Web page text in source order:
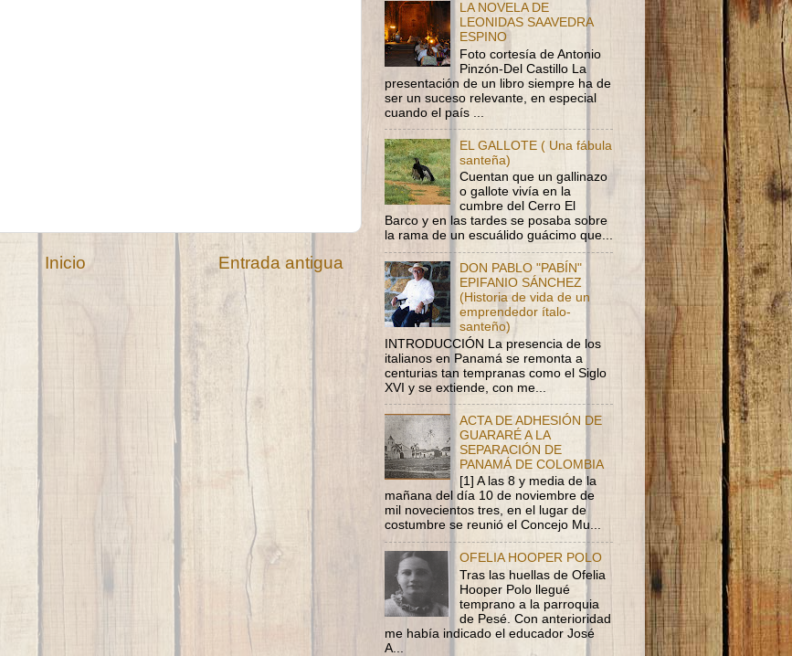
Entrada antigua
Inicio
LA NOVELA DE
LEONIDAS SAAVEDRA
ESPINO
Foto cortesía de Antonio
Pinzón-Del Castillo La
presentación de un libro siempre ha de
ser un suceso relevante, en especial
cuando el país ...
EL GALLOTE ( Una fábula
santeña)
Cuentan que un gallinazo
o gallote vivía en la
cumbre del Cerro El
Barco y en las tardes se posaba sobre
la rama de un escuálido guácimo que...
DON PABLO "PABÍN"
EPIFANIO SÁNCHEZ
(Historia de vida de un
emprendedor ítalo-
santeño)
INTRODUCCIÓN La presencia de los
italianos en Panamá se remonta a
centurias tan tempranas como el Siglo
XVI y se extiende, con me...
ACTA DE ADHESIÓN DE
GUARARÉ A LA
SEPARACIÓN DE
PANAMÁ DE COLOMBIA
[1] A las 8 y media de la
mañana del día 10 de noviembre de
mil novecientos tres, en el lugar de
costumbre se reunió el Concejo Mu...
OFELIA HOOPER POLO
Tras las huellas de Ofelia
Hooper Polo llegué
temprano a la parroquia
de Pesé. Con anterioridad
me había indicado el educador José
A...